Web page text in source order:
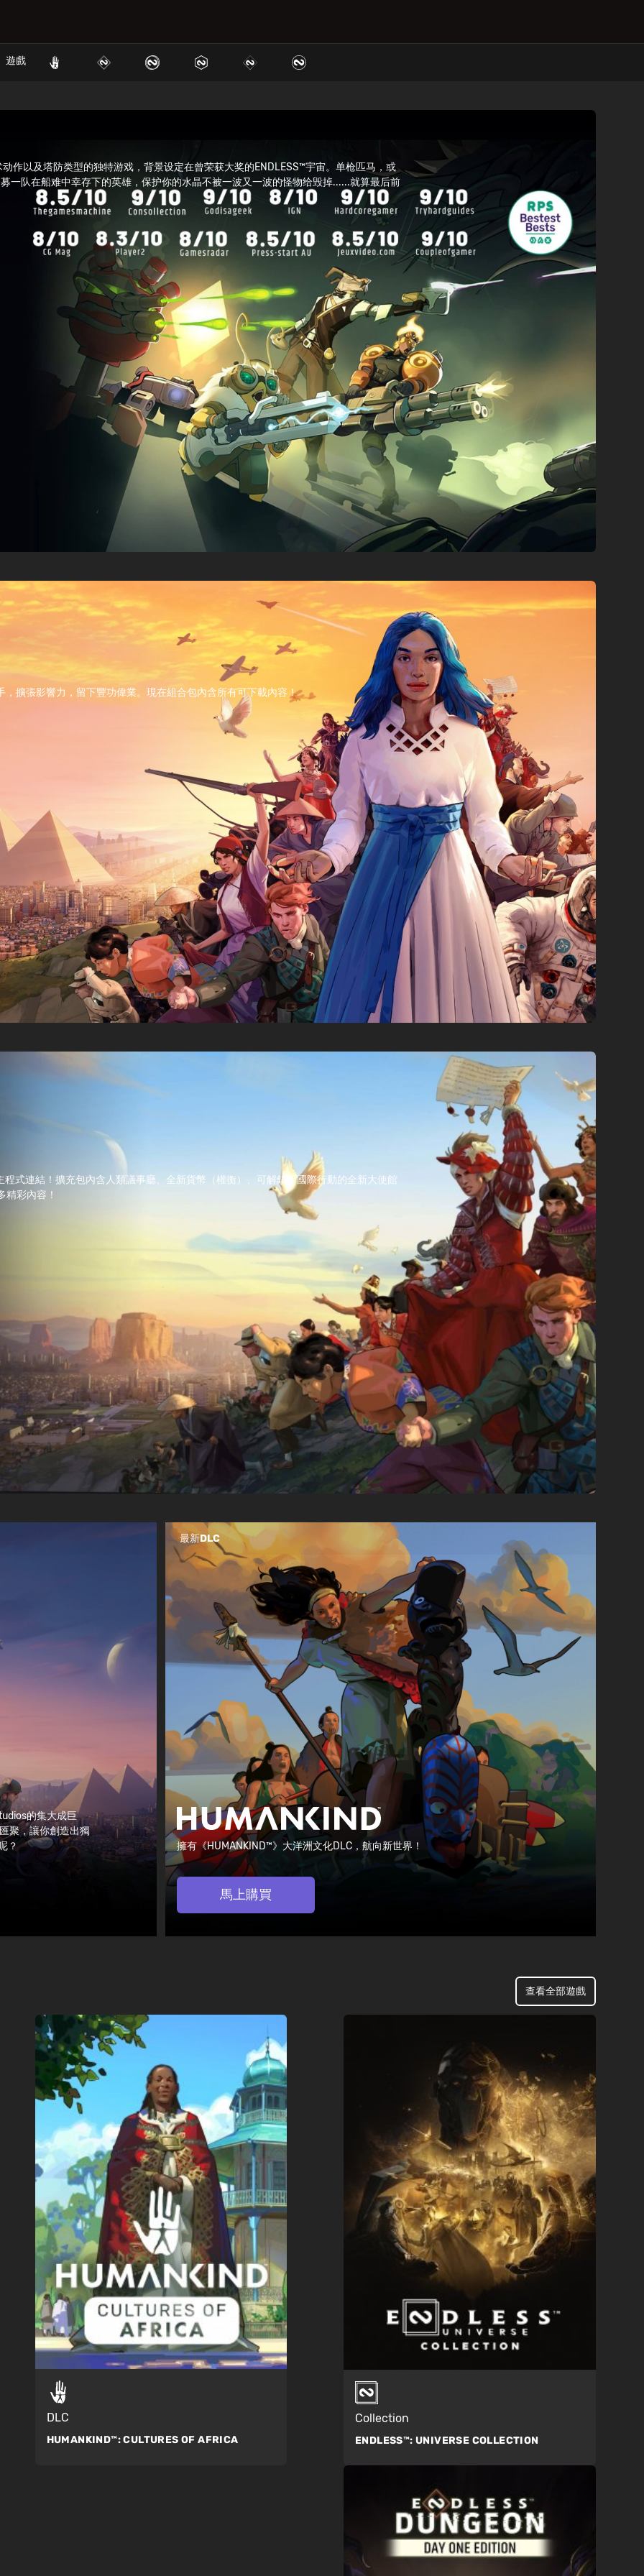
遊戲
作以及塔防类型的独特游戏，背景设定在曾荣获大奖的ENDLESS™宇宙。单枪匹马，或
一队在船难中幸存下的英雄，保护你的水晶不被一波又一波的怪物给毁掉......就算最后前
擴張影響力，留下豐功偉業。現在組合包內含所有可下載內容！
式連結！擴充包內含人類議事廳、全新貨幣（權衡）、可解鎖新國際行動的全新大使館
彩內容！
的集大成巨
聚，讓你創造出獨
？
最新DLC
擁有《HUMANKIND™》大洋洲文化DLC，航向新世界！
馬上購買
查看全部遊戲
DLC
HUMANKIND™:CULTURES OF AFRICA
Collection
ENDLESS™: UNIVERSE COLLECTION